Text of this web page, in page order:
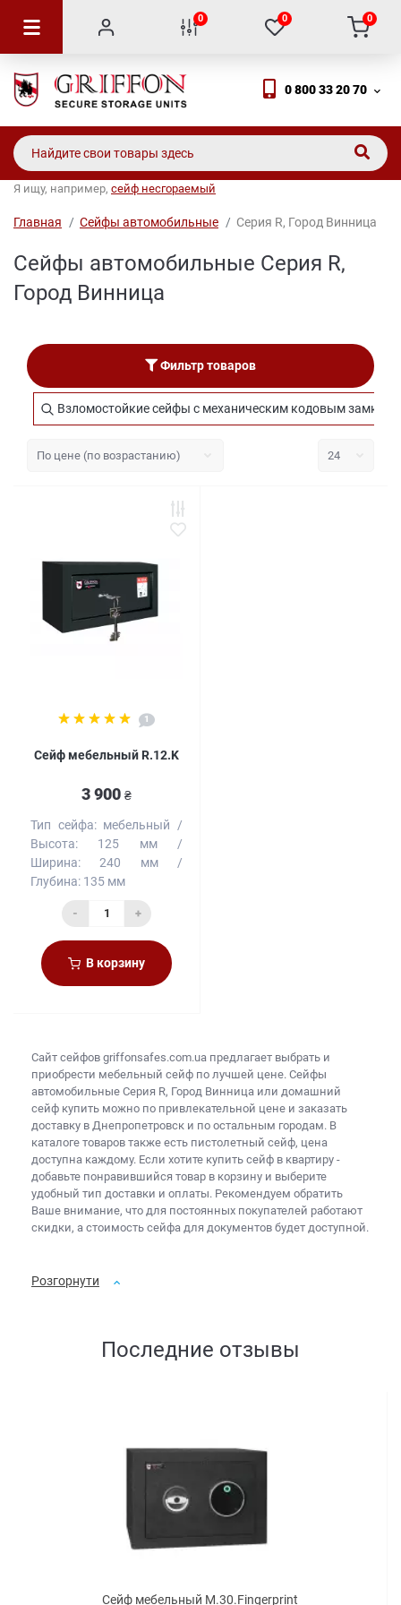
0 0 0
0 800 33 20 70
Я ищу, например, сейф несгораемый
Главная Сейфы автомобильные Серия R, Город Винница
Сейфы автомобильные Серия R,
Город Винница
Фильтр товаров
Взломостойкие сейфы с механическим кодовым замком
1
Сейф мебельный R.12.K
3 900 ₴
Тип сейфа: мебельный
Высота:
125 мм
Ширина:
240 мм
Глубина: 135 мм
- +
В корзину
Сайт сейфов griffonsafes.com.ua предлагает выбрать и
приобрести мебельный сейф по лучшей цене. Сейфы
автомобильные Серия R, Город Винница или домашний
сейф купить можно по привлекательной цене и заказать
доставку в Днепропетровск и по остальным городам. В
каталоге товаров также есть пистолетный сейф, цена
доступна каждому. Если хотите купить сейф в квартиру -
добавьте понравившийся товар в корзину и выберите
удобный тип доставки и оплаты. Рекомендуем обратить
Ваше внимание, что для постоянных покупателей работают
скидки, а стоимость сейфа для документов будет доступной.
Розгорнути
Последние отзывы
Сейф мебельный M.30.Fingerprint